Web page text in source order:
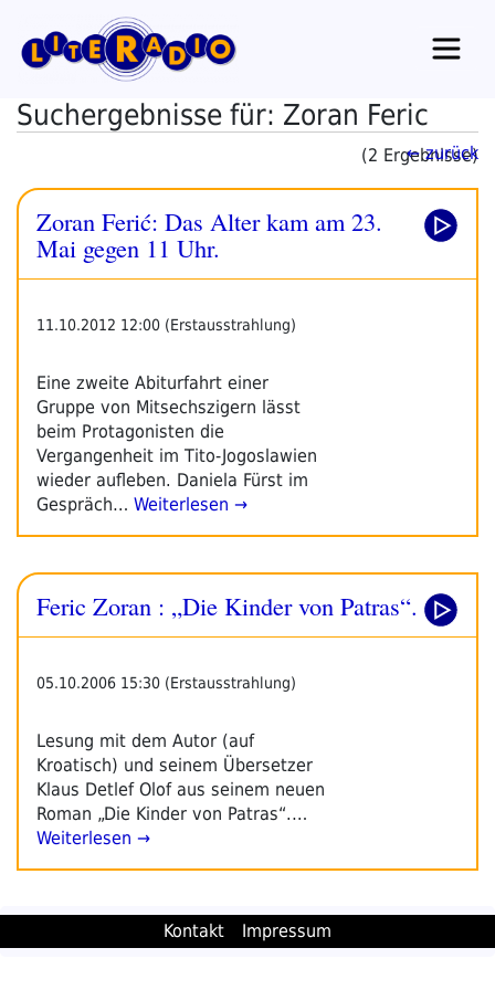
Inhalt
springen
Suchergebnisse für: Zoran Feric
(2 Ergebnisse)
← zurück
Zoran Ferić: Das Alter kam am 23.
Mai gegen 11 Uhr.
11.10.2012 12:00 (Erstausstrahlung)
Eine zweite Abiturfahrt einer
Gruppe von Mitsechszigern lässt
beim Protagonisten die
Vergangenheit im Tito-Jogoslawien
wieder aufleben. Daniela Fürst im
Gespräch… Weiterlesen →
Feric Zoran : „Die Kinder von Patras“.
05.10.2006 15:30 (Erstausstrahlung)
Lesung mit dem Autor (auf
Kroatisch) und seinem Übersetzer
Klaus Detlef Olof aus seinem neuen
Roman „Die Kinder von Patras“.…
Weiterlesen →
Kontakt Impressum